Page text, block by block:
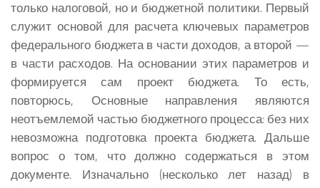
только налоговой, но и бюджетной политики. Первый
служит основой для расчета ключевых параметров
федерального бюджета в части доходов, а второй —
в части расходов. На основании этих параметров и
формируется сам проект бюджета. То есть,
повторюсь, Основные направления являются
неотъемлемой частью бюджетного процесса: без них
невозможна подготовка проекта бюджета. Дальше
вопрос о том, что должно содержаться в этом
документе. Изначально (несколько лет назад) в